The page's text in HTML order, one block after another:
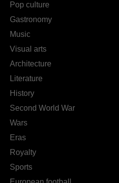
Pop culture
Gastronomy
Music
Visual arts
Architecture
Literature
History
Second World War
Wars
Eras
Royalty
Sports